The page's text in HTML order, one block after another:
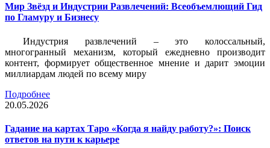
Мир Звёзд и Индустрии Развлечений: Всеобъемлющий Гид
по Гламуру и Бизнесу
Индустрия развлечений – это колоссальный,
многогранный механизм, который ежедневно производит
контент, формирует общественное мнение и дарит эмоции
миллиардам людей по всему миру
Подробнее
20.05.2026
Гадание на картах Таро «Когда я найду работу?»: Поиск
ответов на пути к карьере